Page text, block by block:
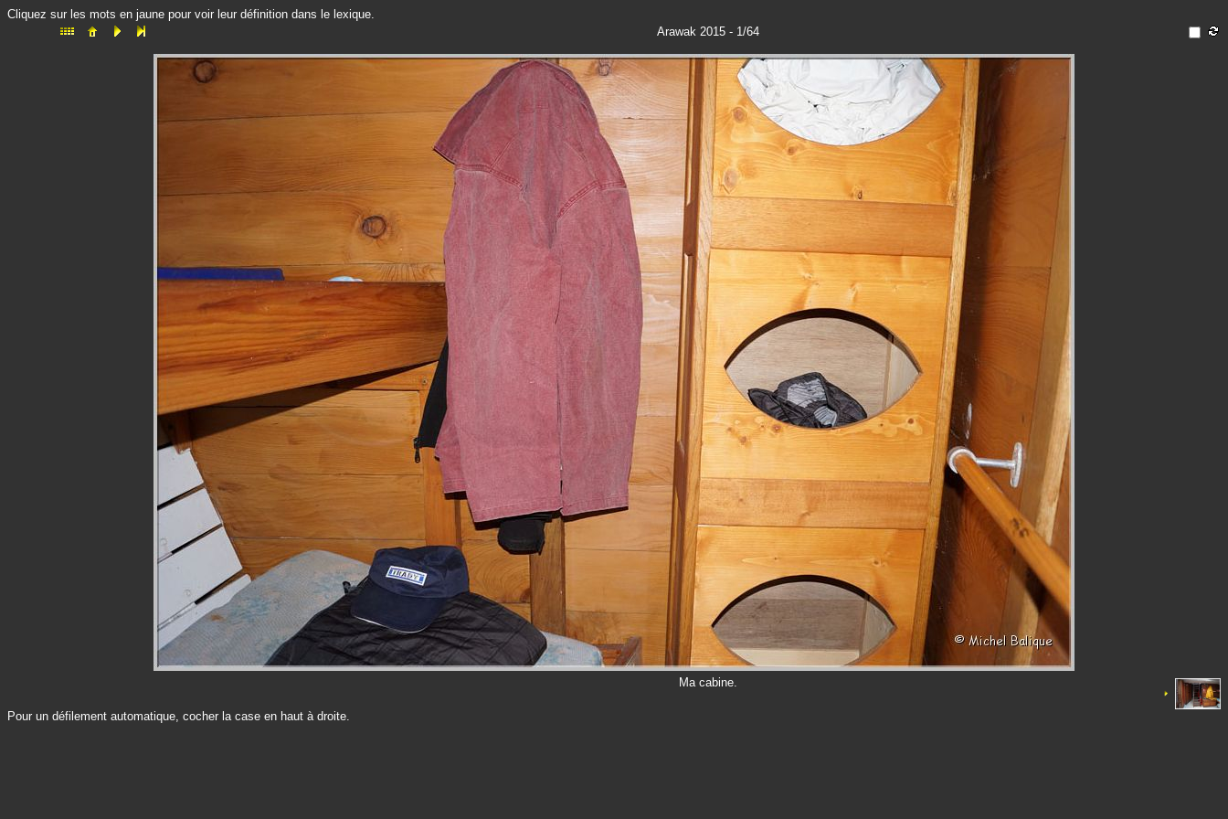
Cliquez sur les mots en jaune pour voir leur définition dans le lexique.
Arawak 2015 - 1/64
Ma cabine.
Pour un défilement automatique, cocher la case en haut à droite.